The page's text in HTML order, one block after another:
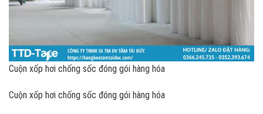
Cuộn xốp hơi chống sốc đóng gói hàng hóa
Cuộn xốp hơi chống sốc đóng gói hàng hóa